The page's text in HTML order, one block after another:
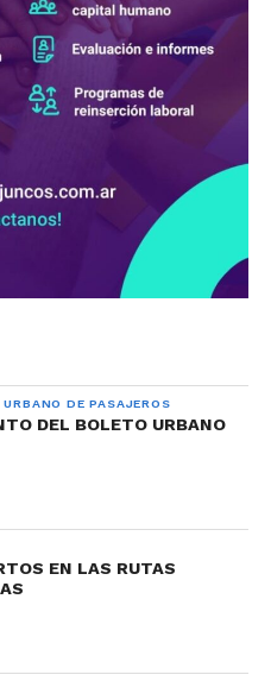
DE PASAJEROS
DEL BOLETO URBANO
EN LAS RUTAS